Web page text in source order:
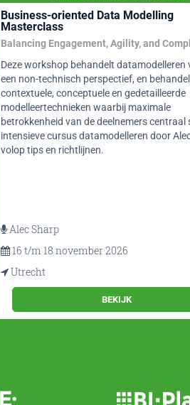
Business-oriented Data Modelling
Masterclass
Balancing Engagement, Agility, and
Deze workshop behandelt datamodelleren
een non-technisch perspectief, en
contextuele, conceptuele en gedetailleerde
modelleertechnieken waarbij maximale
betrokkenheid van de deelnemers centraal
intensieve cursus datamodelleren door
volop tips en richtlijnen.
Alec Sharp
16 t/m 18 november 2026
Utrecht
BEKIJK